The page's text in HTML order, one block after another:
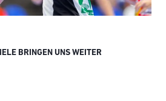
BRINGEN UNS WEITER